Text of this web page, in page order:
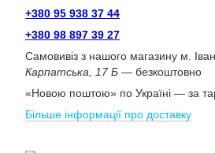
+380 95 938 37 44
+380 98 897 39 27
Самовивіз з нашого магазину м.
Карпатська, 17 Б — безкоштовно
«Новою поштою» по Україні — за
Більше інформації про доставку